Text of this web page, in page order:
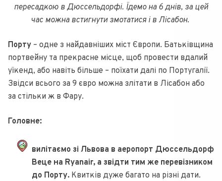
пересадкою в Дюссельдорфі. Їдемо на 6 днів, за цей
час можна встигнути змотатися і в Лісабон.
Порту – одне з найдавніших міст Європи. Батьківщина
портвейну та прекрасне місце, щоб провести вдалий
уїкенд, або навіть більше – поїхати далі по Португалії.
Звідси всього за 9 євро можна злітати в Лісабон або
за стільки ж в Фару.
Головне:
вилітаємо зі Львова в аеропорт Дюссельдорф
Веце на Ryanair, а звідти тим же перевізником
до Порту. Квитків дуже багато на різні дати.